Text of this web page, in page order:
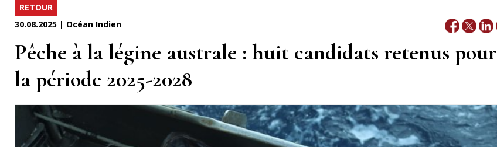
RETOUR
30.08.2025 | Océan Indien
Pêche à la légine australe : huit candidats retenus pour
la période 2025-2028